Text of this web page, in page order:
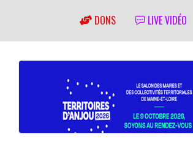
DONS LIVE VIDÉO